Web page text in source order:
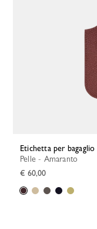
Etichetta per
Pelle - Amaranto
€ 60,00